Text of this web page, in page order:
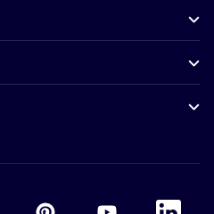
TwitterAccor PinterestAccor Youtube
Accor